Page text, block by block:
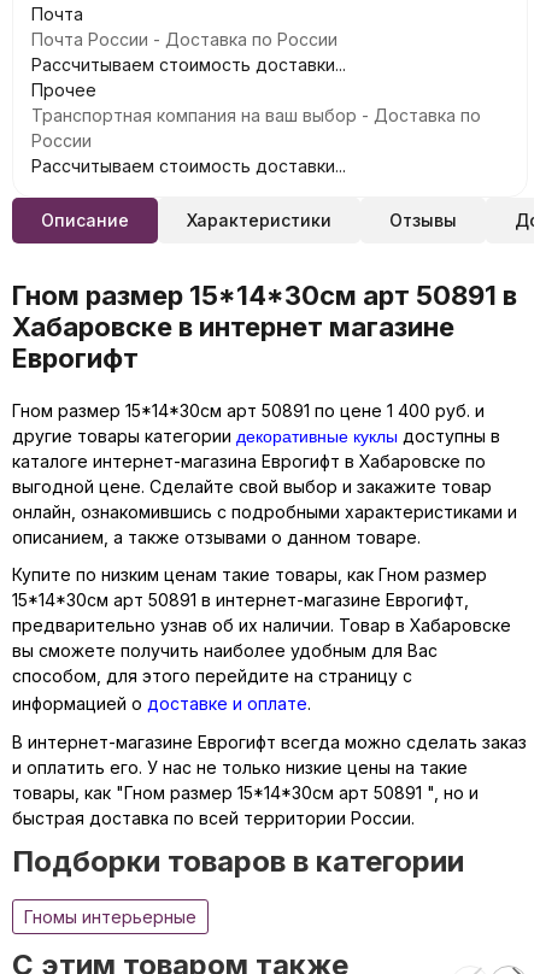
Почта
Почта России - Доставка по России
Рассчитываем стоимость доставки...
Прочее
Транспортная компания на ваш выбор - Доставка по
России
Рассчитываем стоимость доставки...
Описание Характеристики Отзывы
Гном размер 15*14*30см арт 50891 в
Хабаровске в интернет магазине
Еврогифт
Гном размер 15*14*30см арт 50891 по цене 1 400 руб. и
другие товары категории декоративные куклы доступны в
каталоге интернет-магазина Еврогифт в Хабаровске по
выгодной цене. Сделайте свой выбор и закажите товар
онлайн, ознакомившись с подробными характеристиками и
описанием, а также отзывами о данном товаре.
Купите по низким ценам такие товары, как Гном размер
15*14*30см арт 50891 в интернет-магазине Еврогифт,
предварительно узнав об их наличии. Товар в Хабаровске
вы сможете получить наиболее удобным для Вас
способом, для этого перейдите на страницу с
информацией о доставке и оплате.
В интернет-магазине Еврогифт всегда можно сделать заказ
и оплатить его. У нас не только низкие цены на такие
товары, как "Гном размер 15*14*30см арт 50891 ", но и
быстрая доставка по всей территории России.
Подборки товаров в категории
Гномы интерьерные
C этим товаром также